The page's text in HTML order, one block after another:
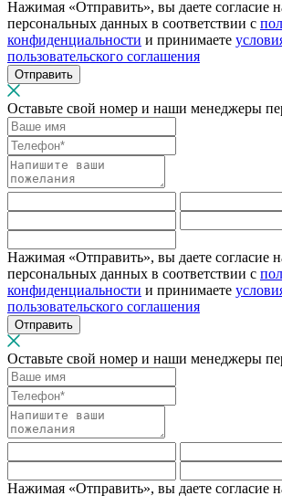
Нажимая «Отправить», вы даете согласие
персональных данных в соответствии с
конфиденциальности и принимаете
пользовательского соглашения
Отправить
Оставьте свой номер и наши менеджеры
Нажимая «Отправить», вы даете согласие
персональных данных в соответствии с
конфиденциальности и принимаете
пользовательского соглашения
Отправить
Оставьте свой номер и наши менеджеры
Нажимая «Отправить», вы даете согласие